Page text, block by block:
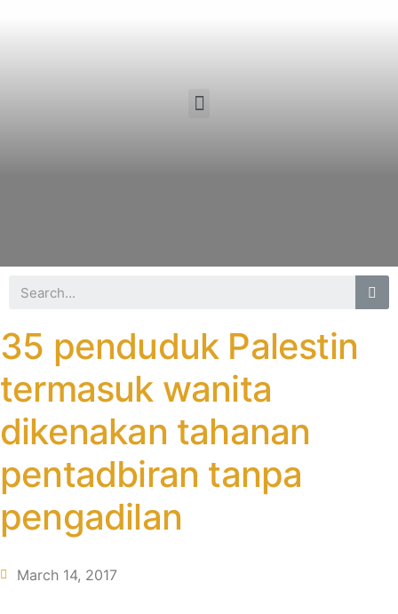
35 penduduk Palestin
termasuk wanita
dikenakan tahanan
pentadbiran tanpa
pengadilan
March 14, 2017